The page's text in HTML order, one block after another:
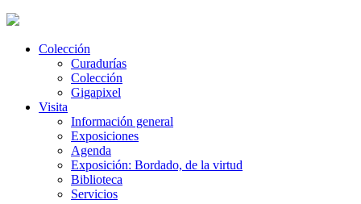
Colección
Curadurías
Colección
Gigapixel
Visita
Información general
Exposiciones
Agenda
Exposición: Bordado, de la virtud
Biblioteca
Servicios